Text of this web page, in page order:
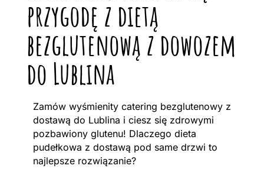
przygodę z dietą
bezglutenową z dowozem
do Lublina
Zamów wyśmienity catering bezglutenowy z
dostawą do Lublina i ciesz się zdrowymi
pozbawiony glutenu! Dlaczego dieta
pudełkowa z dostawą pod same drzwi to
najlepsze rozwiązanie?